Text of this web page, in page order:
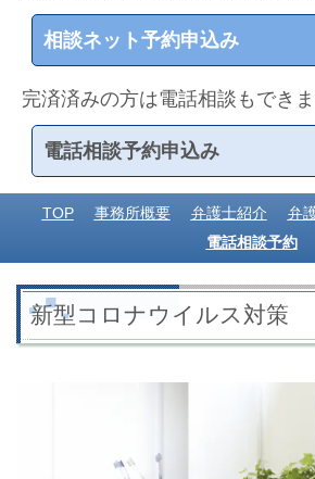
相談ネット予約申込み
完済済みの方は電話相談もでき
電話相談予約申込み
TOP 事務所概要 弁護士紹介 弁
電話相談予約
新型コロナウイルス対策